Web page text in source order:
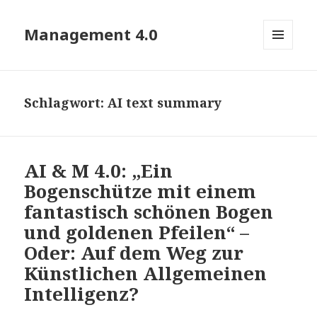
Management 4.0
Schlagwort:AI text summary
AI & M 4.0: „Ein
Bogenschütze mit einem
fantastisch schönen Bogen
und goldenen Pfeilen“ –
Oder: Auf dem Weg zur
Künstlichen Allgemeinen
Intelligenz?